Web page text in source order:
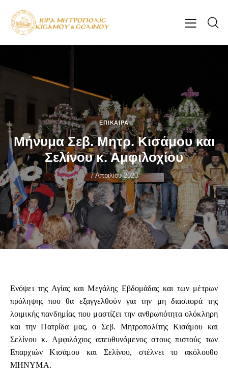
ΕΠΊΚΑΙΡΑ
Μήνυμα Σεβ. Μητρ. Κισάμου και
Σελίνου κ. Αμφιλοχίου
7 Απριλίου 2020
Ενόψει της Αγίας και Μεγάλης Εβδομάδας και των μέτρων
πρόληψης που θα εξαγγελθούν για την μη διασπορά της
λοιμικής πανδημίας που μαστίζει την ανθρωπότητα ολόκληρη
και την Πατρίδα μας, ο Σεβ. Μητροπολίτης Κισάμου και
Σελίνου κ. Αμφιλόχιος απευθυνόμενος στους πιστούς των
Επαρχιών Κισάμου και Σελίνου, στέλνει το ακόλουθο
ΜΗΝΥΜΑ.